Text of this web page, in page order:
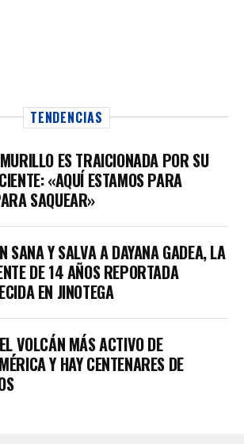
TENDENCIAS
ES TRAICIONADA POR SU
«AQUÍ ESTAMOS PARA
SAQUEAR»
SANA Y SALVA A DAYANA GADEA, LA
DE 14 AÑOS REPORTADA
EN JINOTEGA
VOLCÁN MÁS ACTIVO DE
Y HAY CENTENARES DE